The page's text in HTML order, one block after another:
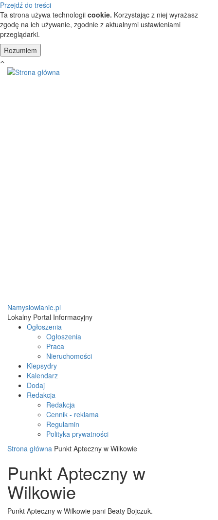
Przejdź do treści
Ta strona używa technologii cookie. Korzystając z niej wyrażasz
zgodę na ich używanie, zgodnie z aktualnymi ustawieniami
przeglądarki.
Namyslowianie.pl
Lokalny Portal Informacyjny
Ogłoszenia
Ogłoszenia
Praca
Nieruchomości
Klepsydry
Kalendarz
Dodaj
Redakcja
Redakcja
Cennik - reklama
Regulamin
Polityka prywatności
Strona główna Punkt Apteczny w Wilkowie
Punkt Apteczny w
Wilkowie
Punkt Apteczny w Wilkowie pani Beaty Bojczuk.